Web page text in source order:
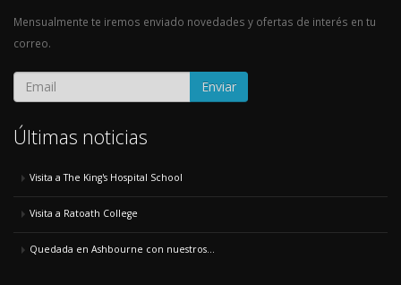
Mensualmente te iremos enviado novedades y ofertas de interés en tu
correo.
Enviar
Últimas noticias
Visita a The King's Hospital School
Visita a Ratoath College
Quedada en Ashbourne con nuestros...